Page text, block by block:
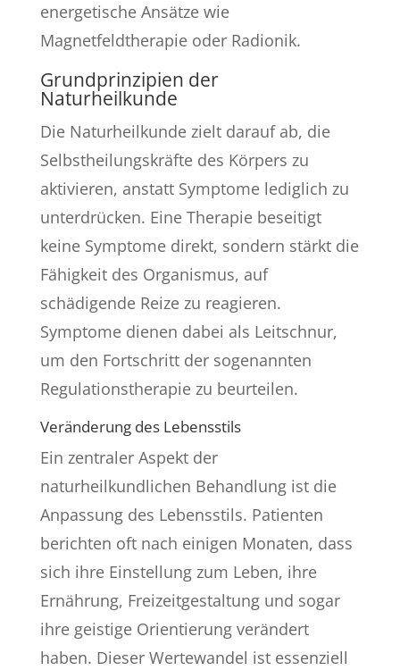
energetische Ansätze wie
Magnetfeldtherapie oder Radionik.
Grundprinzipien der
Naturheilkunde
Die Naturheilkunde zielt darauf ab, die
Selbstheilungskräfte des Körpers zu
aktivieren, anstatt Symptome lediglich zu
unterdrücken. Eine Therapie beseitigt
keine Symptome direkt, sondern stärkt die
Fähigkeit des Organismus, auf
schädigende Reize zu reagieren.
Symptome dienen dabei als Leitschnur,
um den Fortschritt der sogenannten
Regulationstherapie zu beurteilen.
Veränderung des Lebensstils
Ein zentraler Aspekt der
naturheilkundlichen Behandlung ist die
Anpassung des Lebensstils. Patienten
berichten oft nach einigen Monaten, dass
sich ihre Einstellung zum Leben, ihre
Ernährung, Freizeitgestaltung und sogar
ihre geistige Orientierung verändert
haben. Dieser Wertewandel ist essenziell